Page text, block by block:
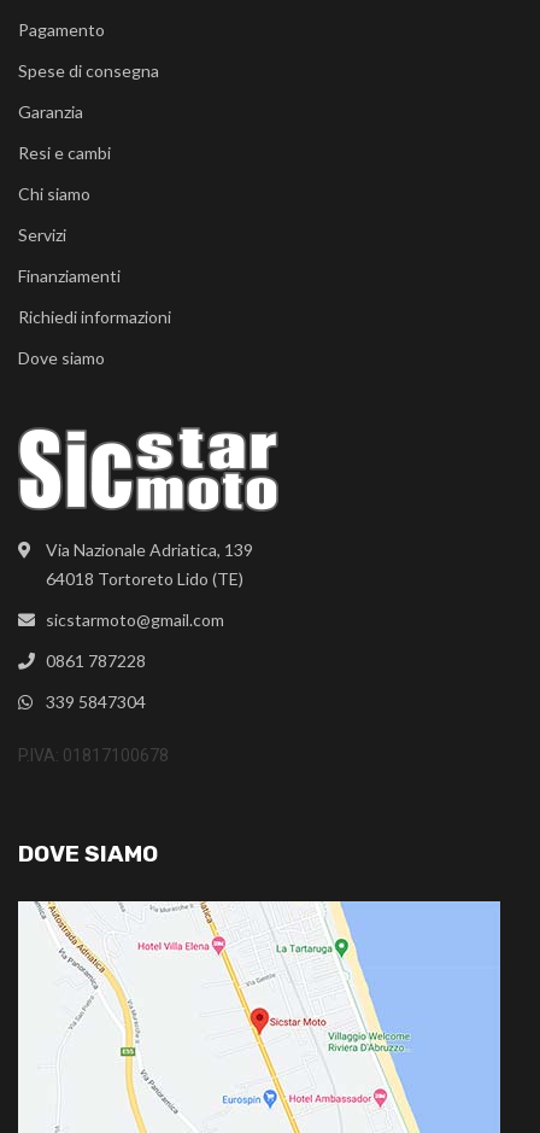
Via Nazionale Adriatica, 139
64018 Tortoreto Lido (TE)
sicstarmoto@gmail.com
0861 787228
339 5847304
P.IVA: 01817100678
Pagamento
Spese di consegna
Garanzia
Resi e cambi
Chi siamo
Servizi
Finanziamenti
Richiedi informazioni
Dove siamo
DOVE SIAMO